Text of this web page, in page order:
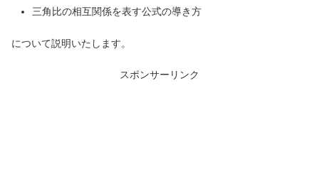
三角比の相互関係を表す公式の導き方
について説明いたします。
スポンサーリンク